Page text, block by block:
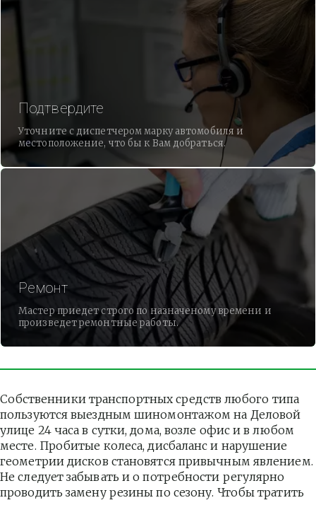
Подтвердите
Уточните с диспетчером марку автомобиля и
местоположение, что бы к Вам добраться.
Ремонт
Мастер приедет строго по назначеному времени и
произведет ремонтные работы.
Собственники транспортных средств любого типа
пользуются выездным шиномонтажом на Деловой
улице 24 часа в сутки, дома, возле офис и в любом
месте. Пробитые колеса, дисбаланс и нарушение
геометрии дисков становятся привычным явлением.
Не следует забывать и о потребности регулярно
проводить замену резины по сезону. Чтобы тратить